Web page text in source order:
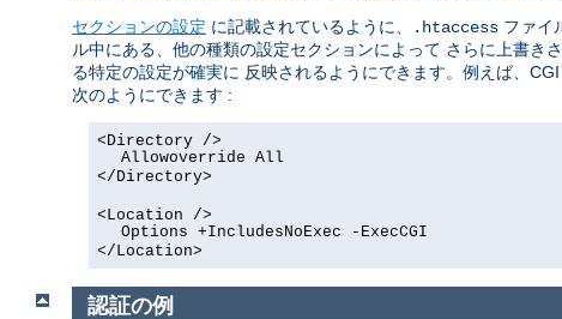
セクションの設定 に記載されているように、 .htaccess ファイ
ル中にある、他の種類の設定セクションによって さらに上書き
る特定の設定が確実に 反映されるようにできます。例えば、
次のようにできます :
<Directory />
Allowoverride All
</Directory>
<Location />
Options +IncludesNoExec -ExecCGI
</Location>
認証の例